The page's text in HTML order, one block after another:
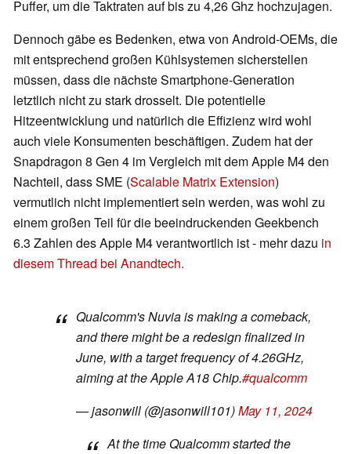
Puffer, um die Taktraten auf bis zu 4,26 Ghz hochzujagen.
Dennoch gäbe es Bedenken, etwa von Android-OEMs, die
mit entsprechend großen Kühlsystemen sicherstellen
müssen, dass die nächste Smartphone-Generation
letztlich nicht zu stark drosselt. Die potentielle
Hitzeentwicklung und natürlich die Effizienz wird wohl
auch viele Konsumenten beschäftigen. Zudem hat der
Snapdragon 8 Gen 4 im Vergleich mit dem Apple M4 den
Nachteil, dass SME (Scalable Matrix Extension)
vermutlich nicht implementiert sein werden, was wohl zu
einem großen Teil für die beeindruckenden Geekbench
6.3 Zahlen des Apple M4 verantwortlich ist - mehr dazu in
diesem Thread bei Anandtech.
Qualcomm's Nuvia is making a comeback,
and there might be a redesign finalized in
June, with a target frequency of 4.26GHz,
aiming at the Apple A18 Chip.#qualcomm
— jasonwill (@jasonwill101)May 11, 2024
At the time Qualcomm started the